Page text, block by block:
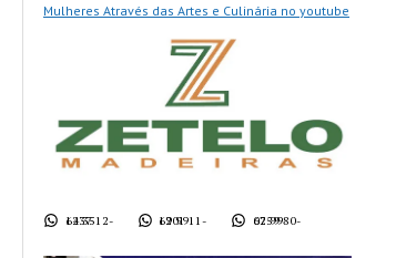
Mulheres Através das Artes e Culinária no youtube
62 3512-1437 62 9911-1901 62 9980-0759